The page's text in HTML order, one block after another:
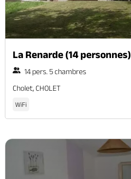
La Renarde (14 personnes)
14 pers. 5 chambres
Cholet, CHOLET
WiFi